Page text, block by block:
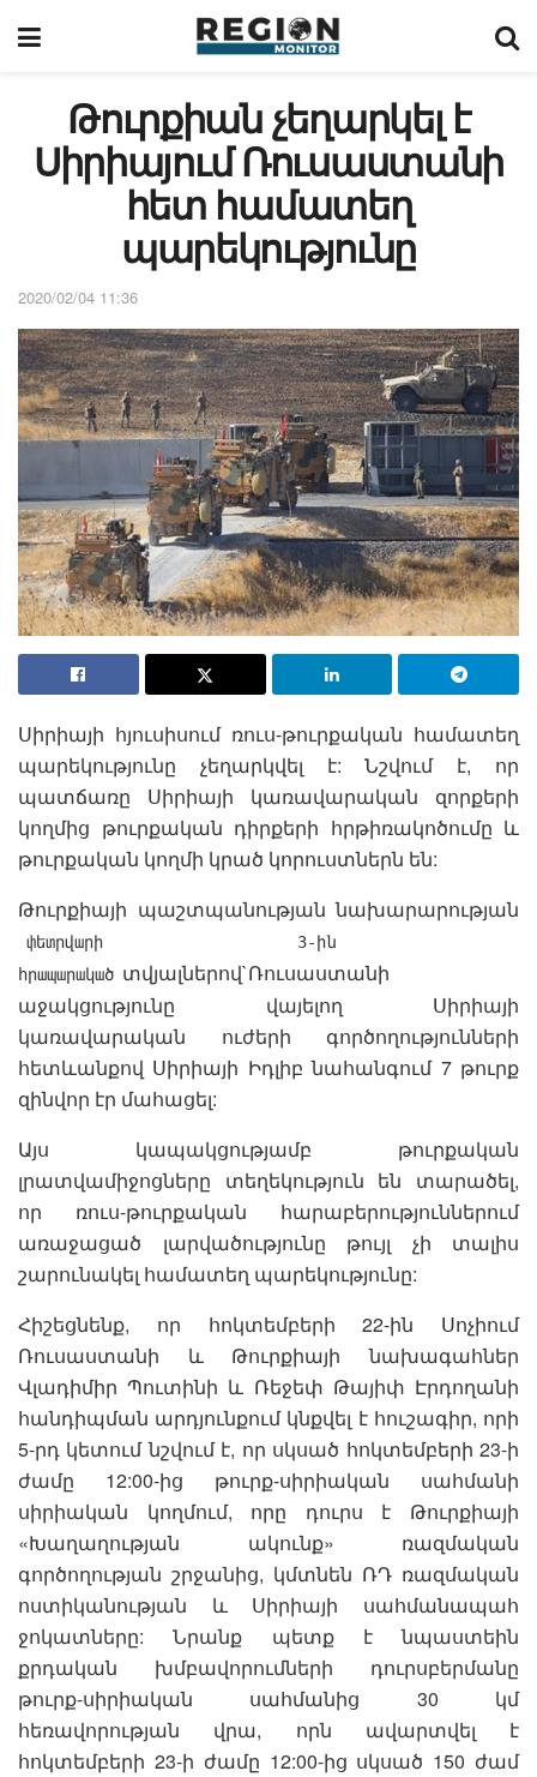
Թուրքիան չեղարկել է
Սիրիայում Ռուսաստանի
հետ համատեղ
պարեկությունը
2020/02/04 11:36
Սիրիայի հյուսիսում ռուս-թուրքական համատեղ
պարեկությունը չեղարկվել է: Նշվում է, որ
պատճառը Սիրիայի կառավարական զորքերի
կողմից թուրքական դիրքերի հրթիռակոծումը և
թուրքական կողմի կրած կորուստներն են:
Թուրքիայի պաշտպանության նախարարության
փետրվարի 3-ին
հրապարակած տվյալներով`Ռուսաստանի
աջակցությունը վայելող Սիրիայի
կառավարական ուժերի գործողությունների
հետևանքով Սիրիայի Իդլիբ նահանգում 7 թուրք
զինվոր էր մահացել:
Այս կապակցությամբ թուրքական
լրատվամիջոցները տեղեկություն են տարածել,
որ ռուս-թուրքական հարաբերություններում
առաջացած լարվածությունը թույլ չի տալիս
շարունակել համատեղ պարեկությունը:
Հիշեցնենք, որ հոկտեմբերի 22-ին Սոչիում
Ռուսաստանի և Թուրքիայի նախագահներ
Վլադիմիր Պուտինի և Ռեջեփ Թայիփ Էրդողանի
հանդիպման արդյունքում կնքվել է հուշագիր, որի
5-րդ կետում նշվում է, որ սկսած հոկտեմբերի 23-ի
ժամը 12:00-ից թուրք-սիրիական սահմանի
սիրիական կողմում, որը դուրս է Թուրքիայի
«Խաղաղության ակունք» ռազմական
գործողության շրջանից, կմտնեն ՌԴ ռազմական
ոստիկանության և Սիրիայի սահմանապահ
ջոկատները: Նրանք պետք է նպաստեին
քրդական խմբավորումների դուրսբերմանը
թուրք-սիրիական սահմանից 30 կմ
հեռավորության վրա, որն ավարտվել է
հոկտեմբերի 23-ի ժամը 12:00-ից սկսած 150 ժամ